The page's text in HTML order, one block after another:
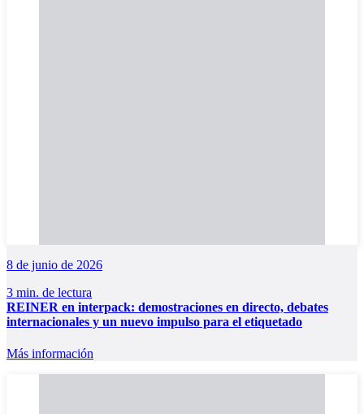
8 de junio de 2026
3 min. de lectura
REINER en interpack: demostraciones en directo, debates
internacionales y un nuevo impulso para el etiquetado
Más información